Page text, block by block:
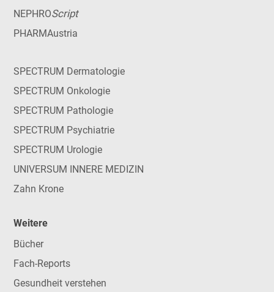
NEPHROScript
PHARMAustria
SPECTRUM Dermatologie
SPECTRUM Onkologie
SPECTRUM Pathologie
SPECTRUM Psychiatrie
SPECTRUM Urologie
UNIVERSUM INNERE MEDIZIN
Zahn Krone
Weitere
Bücher
Fach-Reports
Gesundheit verstehen